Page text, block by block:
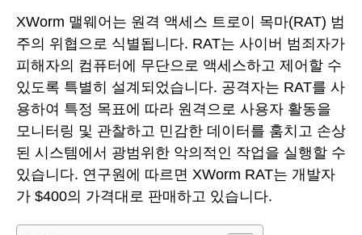
XWorm 맬웨어는 원격 액세스 트로이 목마(RAT) 범
주의 위협으로 식별됩니다. RAT는 사이버 범죄자가
피해자의 컴퓨터에 무단으로 액세스하고 제어할 수
있도록 특별히 설계되었습니다. 공격자는 RAT를 사
용하여 특정 목표에 따라 원격으로 사용자 활동을
모니터링 및 관찰하고 민감한 데이터를 훔치고 손상
된 시스템에서 광범위한 악의적인 작업을 실행할 수
있습니다. 연구원에 따르면 XWorm RAT는 개발자
가 $400의 가격대로 판매하고 있습니다.